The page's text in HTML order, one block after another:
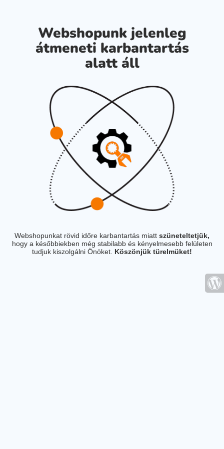
Webshopunk jelenleg
átmeneti karbantartás
alatt áll
Webshopunkat rövid időre karbantartás miatt szüneteltetjük,
hogy a későbbiekben még stabilabb és kényelmesebb felületen
tudjuk kiszolgálni Önöket. Köszönjük türelmüket!